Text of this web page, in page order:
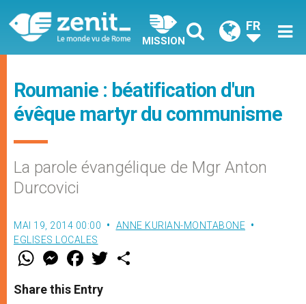
MISSION
FR
Roumanie : béatification d'un
évêque martyr du communisme
La parole évangélique de Mgr Anton
Durcovici
MAI 19, 2014 00:00
ANNE KURIAN-MONTABONE
EGLISES LOCALES
W
t
s
M
e
s
e
F
a
e
b
w
Share this Entry